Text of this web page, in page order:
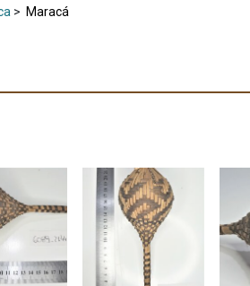
> Maracá